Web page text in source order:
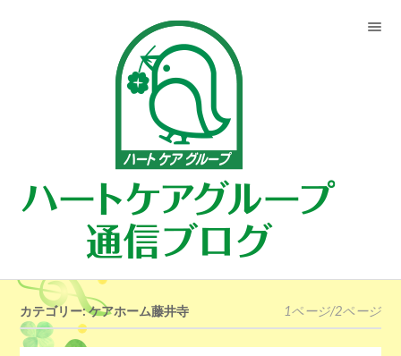
カテゴリー: ケアホーム藤井寺 1ページ/2ページ